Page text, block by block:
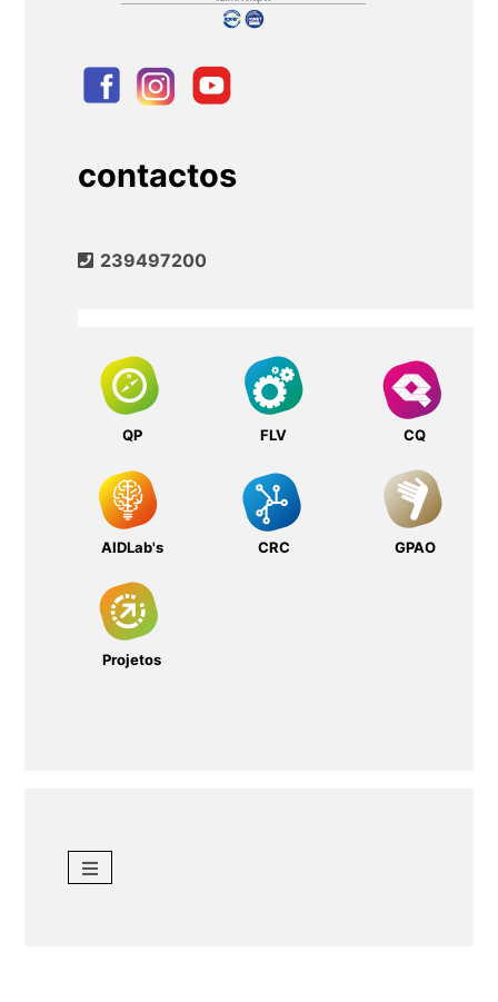
contactos
239497200
QP FLV CQ
AIDLab's CRC GPAO
Projetos